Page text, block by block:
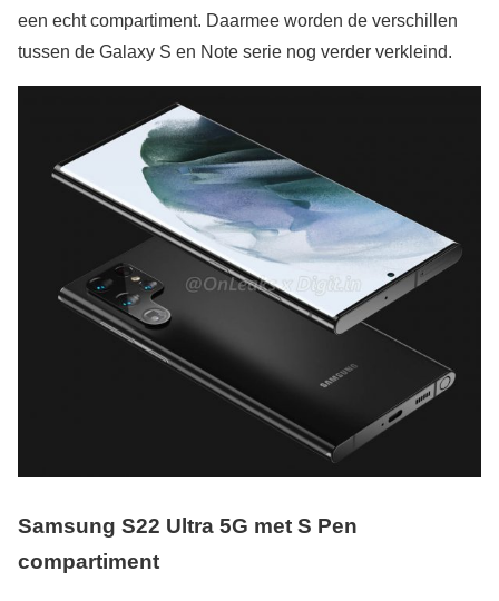
een echt compartiment. Daarmee worden de verschillen
tussen de Galaxy S en Note serie nog verder verkleind.
Samsung S22 Ultra 5G met S Pen
compartiment